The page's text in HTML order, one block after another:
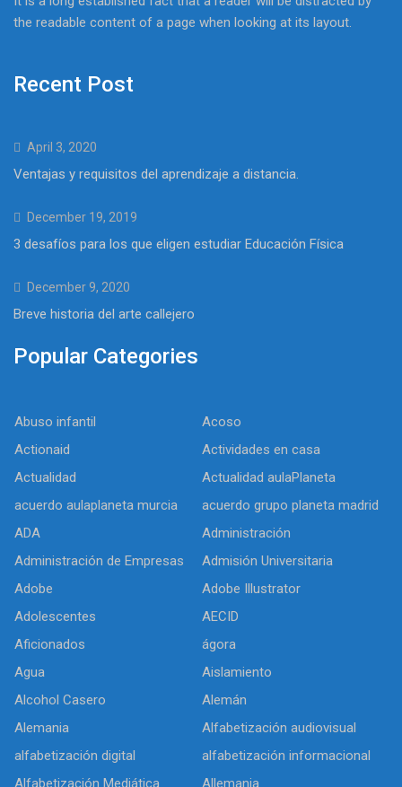
the readable content of a page when looking at its layout.
Recent Post
April 3, 2020
Ventajas y requisitos del aprendizaje a distancia.
December 19, 2019
3 desafíos para los que eligen estudiar Educación Física
December 9, 2020
Breve historia del arte callejero
Popular Categories
Abuso infantil
Acoso
Actionaid
Actividades en casa
Actualidad
Actualidad aulaPlaneta
acuerdo aulaplaneta murcia
acuerdo grupo planeta madrid
ADA
Administración
Administración de Empresas
Admisión Universitaria
Adobe
Adobe Illustrator
Adolescentes
AECID
Aficionados
ágora
Agua
Aislamiento
Alcohol Casero
Alemán
Alemania
Alfabetización audiovisual
alfabetización digital
alfabetización informacional
Alfabetización Mediática
Allemania